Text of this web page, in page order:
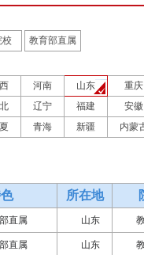
校 教育部直属
河南 山东
重庆
辽宁 福建
安徽
青海 新疆 内蒙
所在地
直属 山东
直属 山东